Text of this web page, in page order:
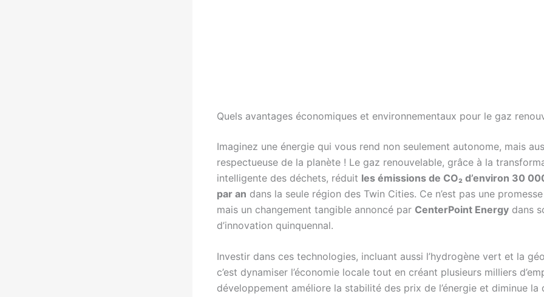
Quels avantages économiques et environnementaux pour le gaz
Imaginez une énergie qui vous rend non seulement autonome, mais
respectueuse de la planète ! Le gaz renouvelable, grâce à la
intelligente des déchets, réduit les émissions de CO₂ d’environ 30
par an dans la seule région des Twin Cities. Ce n’est pas une
mais un changement tangible annoncé par CenterPoint Energy dans
d’innovation quinquennal.
Investir dans ces technologies, incluant aussi l’hydrogène vert et la
c’est dynamiser l’économie locale tout en créant plusieurs milliers
développement améliore la stabilité des prix de l’énergie et diminue la